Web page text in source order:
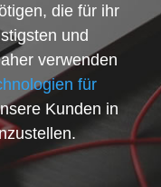
die für ihr
und
verwenden
für
Kunden in